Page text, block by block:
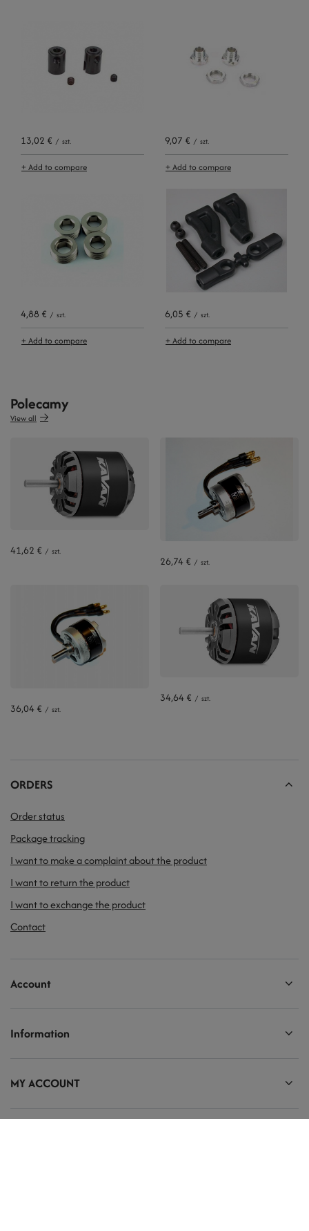
13,02 € / szt.
+ Add to compare
9,07 € / szt.
+ Add to compare
4,88 € / szt.
+ Add to compare
6,05 € / szt.
+ Add to compare
Polecamy
View all
41,62 € / szt.
26,74 € / szt.
36,04 € / szt.
34,64 € / szt.
ORDERS
Order status
Package tracking
I want to make a complaint about the product
I want to return the product
I want to exchange the product
Contact
Account
Information
MY ACCOUNT